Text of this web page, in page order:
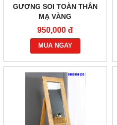
GƯƠNG SOI TOÀN THÂN
MẠ VÀNG
950,000 đ
MUA NGAY